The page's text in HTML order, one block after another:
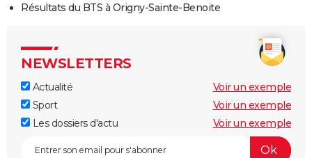
Résultats du BTS à Origny-Sainte-Benoite
NEWSLETTERS
Actualité
Voir un exemple
Sport
Voir un exemple
Les dossiers d'actu
Voir un exemple